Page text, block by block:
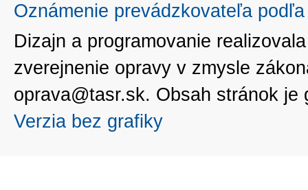
Oznámenie prevádzkovateľa
Dizajn a programovanie
zverejnenie opravy v zmysle
oprava@tasr.sk. Obsah stránok
Verzia bez grafiky